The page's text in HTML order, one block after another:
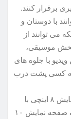
برقرار کنند.
با دوستان و
می توانند از
موسیقی،
با جلوه های
چه کسی پشت درب
دستگاه پورتال مینی مجهز به یک صفحه نمایش ۸ اینچی با
کیفیت اچ دی و دستگاه پورتال مجهز به یک صفحه نمایش ۱۰